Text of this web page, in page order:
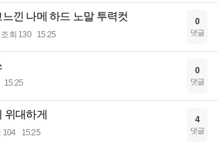
낀 나메 하드 노말 투력컷
조회 130 15:25
0
댓글
15:25
0
댓글
위대하게
104 15:25
4
댓글